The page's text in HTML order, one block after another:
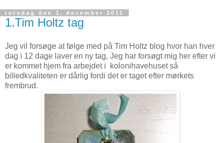
torsdag den 1. december 2011
1.Tim Holtz tag
Jeg vil forsøge at følge med på Tim Holtz blog hvor han hver
dag i 12 dage laver en ny tag, Jeg har forsøgt mig her efter vi
er kommet hjem fra arbejdet i kolonihavehuset så
billedkvaliteten er dårlig fordi det er taget efter mørkets
frembrud.